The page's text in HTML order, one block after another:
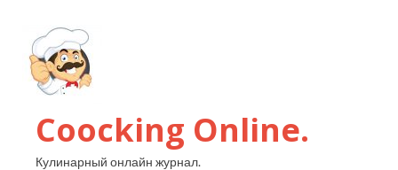
Coocking Online.
Кулинарный онлайн журнал.